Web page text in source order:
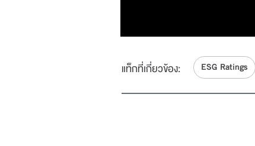
แท็กที่เกี่ยวข้อง: ESG Ratings